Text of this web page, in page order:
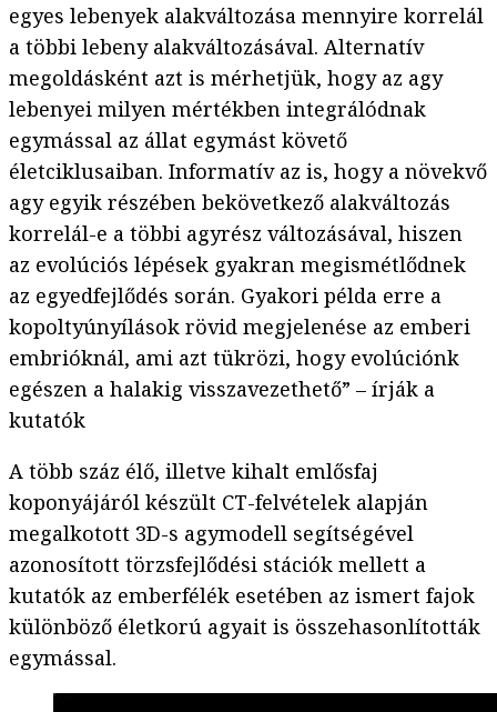
egyes lebenyek alakváltozása mennyire korrelál
a többi lebeny alakváltozásával. Alternatív
megoldásként azt is mérhetjük, hogy az agy
lebenyei milyen mértékben integrálódnak
egymással az állat egymást követő
életciklusaiban. Informatív az is, hogy a növekvő
agy egyik részében bekövetkező alakváltozás
korrelál-e a többi agyrész változásával, hiszen
az evolúciós lépések gyakran megismétlődnek
az egyedfejlődés során. Gyakori példa erre a
kopoltyúnyílások rövid megjelenése az emberi
embrióknál, ami azt tükrözi, hogy evolúciónk
egészen a halakig visszavezethető” – írják a
kutatók
A több száz élő, illetve kihalt emlősfaj
koponyájáról készült CT-felvételek alapján
megalkotott 3D-s agymodell segítségével
azonosított törzsfejlődési stációk mellett a
kutatók az emberfélék esetében az ismert fajok
különböző életkorú agyait is összehasonlították
egymással.